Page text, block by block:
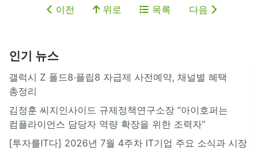
이전 위로 목록 다음
인기 뉴스
갤럭시 Z 폴드8·플립8 자급제 사전예약, 채널별 혜택
총정리
김정훈 씨지인사이드 규제정책연구소장 “아이호퍼는
컴플라이언스 담당자 역량 확장을 위한 조력자”
[투자를IT다] 2026년 7월 4주차 IT기업 주요 소식과 시장